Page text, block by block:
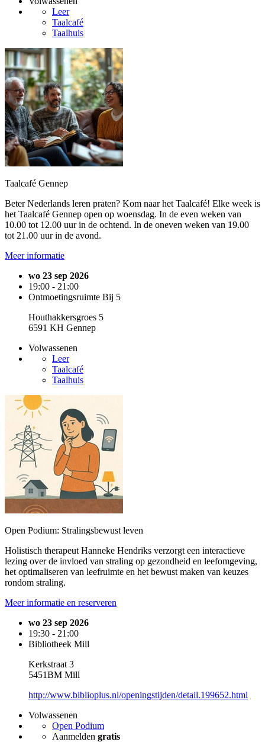
Leer
Taalcafé
Taalhuis
Taalcafé Gennep
Beter Nederlands leren praten? Kom naar het Taalcafé! Elke week is
het Taalcafé Gennep open op woensdag. In de even weken van
10.00 tot 12.00 uur in de ochtend. In de oneven weken van 19.00
tot 21.00 uur in de avond.
Meer informatie
wo 23 sep 2026
19:00 - 21:00
Ontmoetingsruimte Bij 5
Houthakkersgroes 5
6591 KH Gennep
Volwassenen
Leer
Taalcafé
Taalhuis
Open Podium: Stralingsbewust leven
Holistisch therapeut Hanneke Hendriks verzorgt een interactieve
lezing over de invloed van straling op gezondheid en leefomgeving,
het optimaliseren van leefruimte en het bewust maken van keuzes
rondom straling.
Meer informatie en reserveren
wo 23 sep 2026
19:30 - 21:00
Bibliotheek Mill
Kerkstraat 3
5451BM Mill
http://www.biblioplus.nl/openingstijden/detail.199652.html
Volwassenen
Open Podium
Aanmelden gratis